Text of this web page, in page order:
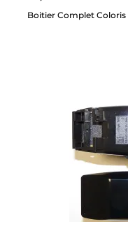
Boitier Complet Coloris